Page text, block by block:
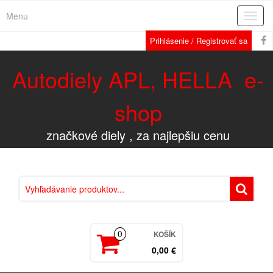
Menu
Prihlásenie / Registrovať sa
Autodiely APL, HELLA e-
shop
značkové diely , za najlepšiu cenu
0 KOŠÍK
0,00 €